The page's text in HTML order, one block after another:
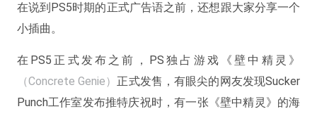
在说到PS5时期的正式广告语之前，还想跟大家分享一个
小插曲。
在PS5正式发布之前，PS独占游戏《壁中精灵》
（Concrete Genie） 正式发售，有眼尖的网友发现Sucker
Punch工作室发布推特庆祝时，有一张《壁中精灵》的海